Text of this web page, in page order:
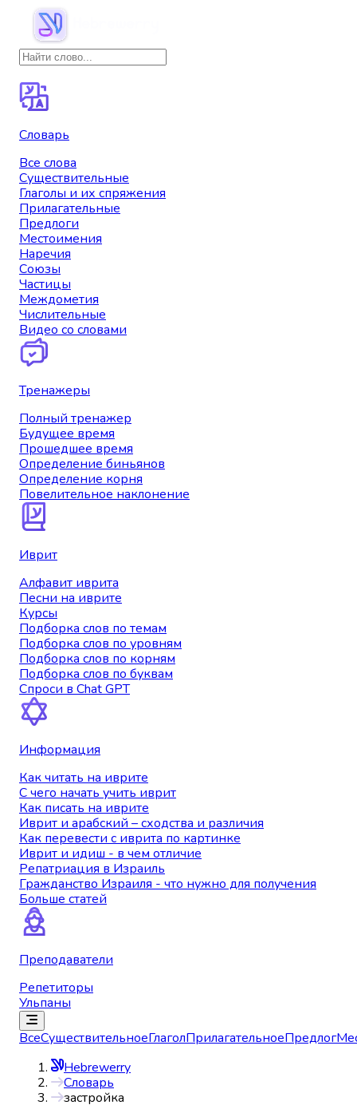
Словарь
Все слова
Существительные
Глаголы и их спряжения
Прилагательные
Предлоги
Местоимения
Наречия
Союзы
Частицы
Междометия
Числительные
Видео со словами
Тренажеры
Полный тренажер
Будущее время
Прошедшее время
Определение биньянов
Определение корня
Повелительное наклонение
Иврит
Алфавит иврита
Песни на иврите
Курсы
Подборка слов по темам
Подборка слов по уровням
Подборка слов по корням
Подборка слов по буквам
Спроси в Chat GPT
Информация
Как читать на иврите
С чего начать учить иврит
Как писать на иврите
Иврит и арабский – сходства и различия
Как перевести с иврита по картинке
Иврит и идиш - в чем отличие
Репатриация в Израиль
Гражданство Израиля - что нужно для получения
Больше статей
Преподаватели
Репетиторы
Ульпаны
ВсеСуществительноеГлаголПрилагательноеПредлог
Hebrewerry
Словарь
застройка